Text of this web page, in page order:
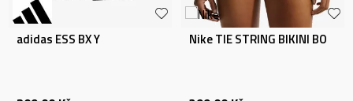
adidas ESS BX Y Nike TIE STRING BIKINI BO